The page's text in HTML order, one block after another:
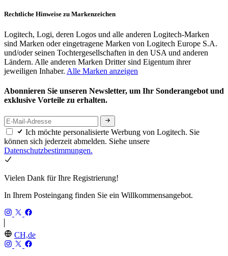
Rechtliche Hinweise zu Markenzeichen
Logitech, Logi, deren Logos und alle anderen Logitech-Marken
sind Marken oder eingetragene Marken von Logitech Europe S.A.
und/oder seinen Tochtergesellschaften in den USA und anderen
Ländern. Alle anderen Marken Dritter sind Eigentum ihrer
jeweiligen Inhaber. Alle Marken anzeigen
Abonnieren Sie unseren Newsletter, um Ihr Sonderangebot und
exklusive Vorteile zu erhalten.
Ich möchte personalisierte Werbung von Logitech. Sie
können sich jederzeit abmelden. Siehe unsere
Datenschutzbestimmungen.
Vielen Dank für Ihre Registrierung!
In Ihrem Posteingang finden Sie ein Willkommensangebot.
CH,de